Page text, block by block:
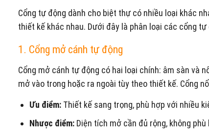
Cổng tự động dành cho biệt thự có nhiều loại khác
thiết kế khác nhau. Dưới đây là phân loại các cổng
1. Cổng mở cánh tự động
Cổng mở cánh tự động có hai loại chính: âm sàn và
mở vào trong hoặc ra ngoài tùy theo thiết kế. Cổng
Ưu điểm: Thiết kế sang trọng, phù hợp với nhiều
Nhược điểm: Diện tích mở cần đủ rộng, không